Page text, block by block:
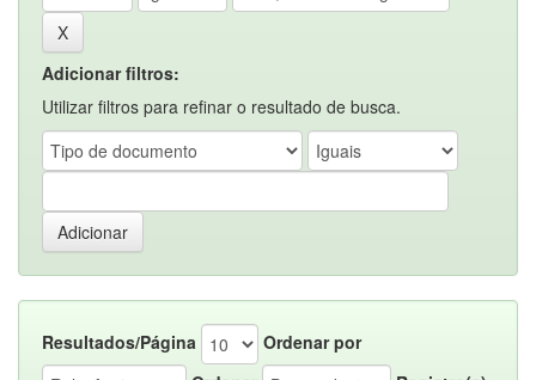
Adicionar filtros:
Utilizar filtros para refinar o resultado de busca.
Resultados/Página
Ordenar por